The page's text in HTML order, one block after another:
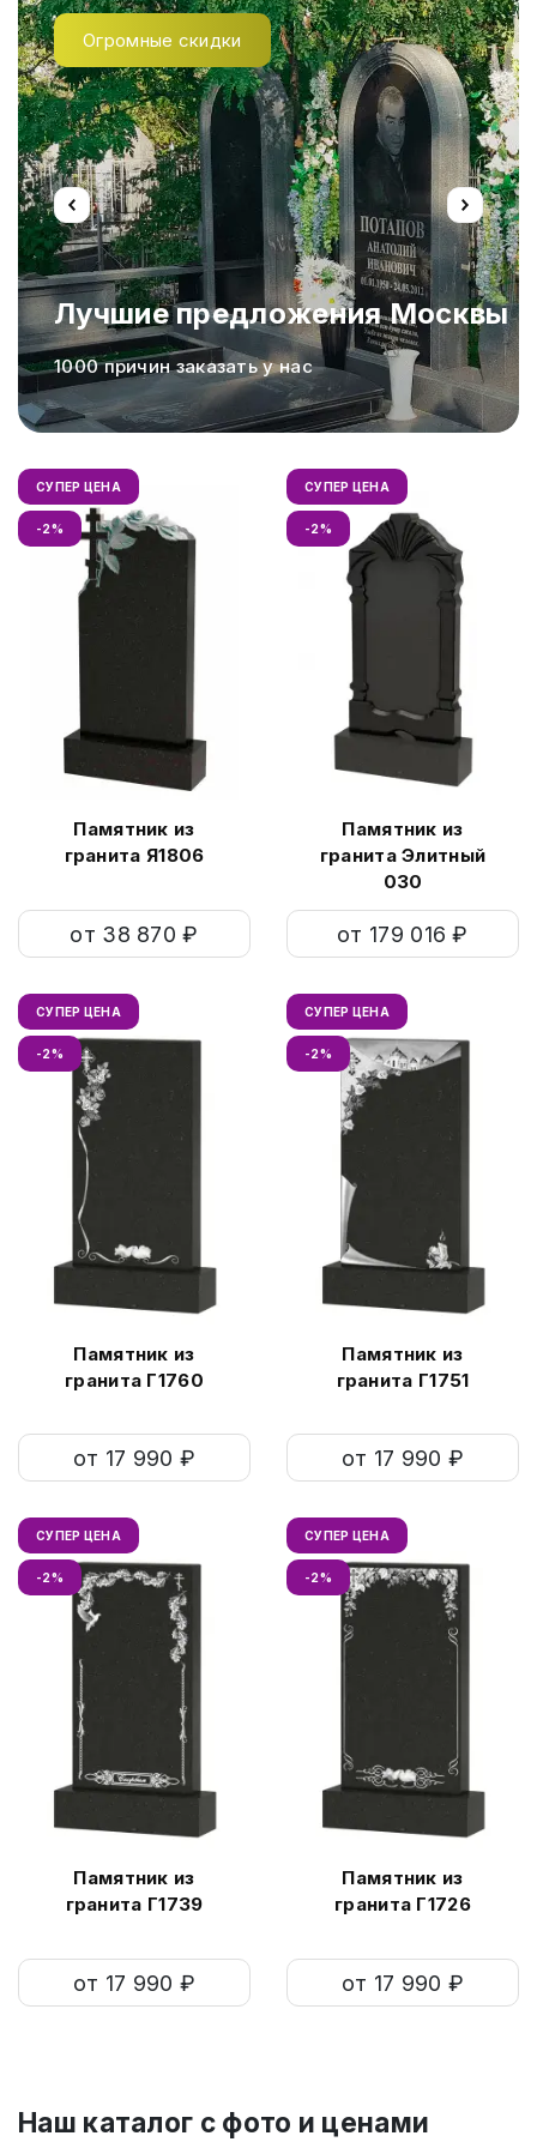
Огромные скидки
Лучшие предложения Москвы
1000 причин заказать у нас
СУПЕР ЦЕНА
-2%
Памятник из
гранита Я1806
от 38 870 ₽
СУПЕР ЦЕНА
-2%
Памятник из
гранита Элитный
030
от 179 016 ₽
СУПЕР ЦЕНА
-2%
Памятник из
гранита Г1760
от 17 990 ₽
СУПЕР ЦЕНА
-2%
Памятник из
гранита Г1751
от 17 990 ₽
СУПЕР ЦЕНА
-2%
Памятник из
гранита Г1739
от 17 990 ₽
СУПЕР ЦЕНА
-2%
Памятник из
гранита Г1726
от 17 990 ₽
Наш каталог c фото и ценами